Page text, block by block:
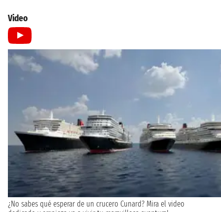
Video
¿No sabes qué esperar de un crucero Cunard? Mira el video